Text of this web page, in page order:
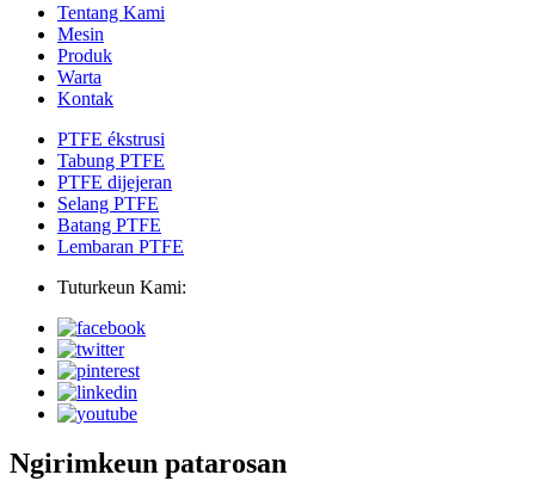
Tentang Kami
Mesin
Produk
Warta
Kontak
PTFE ékstrusi
Tabung PTFE
PTFE dijejeran
Selang PTFE
Batang PTFE
Lembaran PTFE
Tuturkeun Kami:
Ngirimkeun patarosan